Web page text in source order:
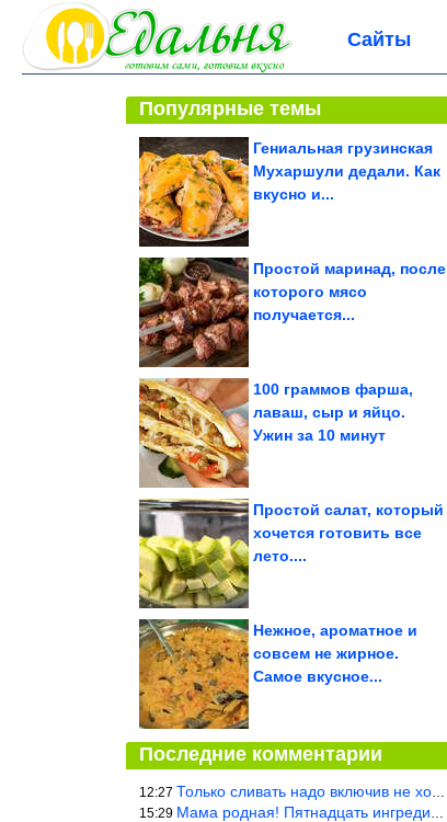
Сайты
Популярные темы
Гениальная грузинская
Мухаршули дедали. Как
вкусно и...
Простой маринад, после
которого мясо
получается...
100 граммов фарша,
лаваш, сыр и яйцо.
Ужин за 10 минут
Простой салат, который
хочется готовить все
лето....
Нежное, ароматное и
совсем не жирное.
Самое вкусное...
Последние комментарии
12:27 Только сливать надо включив не холодную, а ГОРЯЧУЮ воду. Трубы в
15:29 Мама родная! Пятнадцать ингредиентов на пирожок!!!